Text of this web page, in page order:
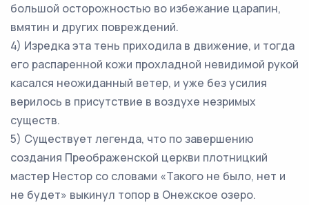
большой осторожностью во избежание царапин,
вмятин и других повреждений.
4) Изредка эта тень приходила в движение, и тогда
его распаренной кожи прохладной невидимой рукой
касался неожиданный ветер, и уже без усилия
верилось в присутствие в воздухе незримых
существ.
5) Существует легенда, что по завершению
создания Преображенской церкви плотницкий
мастер Нестор со словами «Такого не было, нет и
не будет» выкинул топор в Онежское озеро.